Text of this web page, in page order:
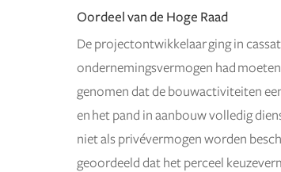
Oordeel van de Hoge Raad
De projectontwikkelaar ging in
ondernemingsvermogen had
genomen dat de bouwactiviteiten
en het pand in aanbouw volledig
niet als privévermogen worden
geoordeeld dat het perceel